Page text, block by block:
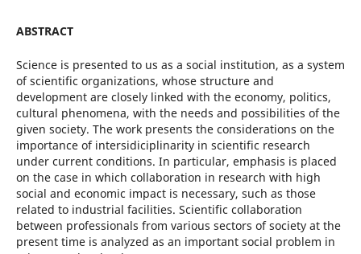
ABSTRACT
Science is presented to us as a social institution, as a system
of scientific organizations, whose structure and
development are closely linked with the economy, politics,
cultural phenomena, with the needs and possibilities of the
given society. The work presents the considerations on the
importance of intersidiciplinarity in scientific research
under current conditions. In particular, emphasis is placed
on the case in which collaboration in research with high
social and economic impact is necessary, such as those
related to industrial facilities. Scientific collaboration
between professionals from various sectors of society at the
present time is analyzed as an important social problem in